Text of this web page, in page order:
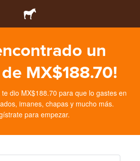
un
MX$188.70!
dio MX$188.70 para que lo gastes en
imanes, chapas y mucho más.
para empezar.